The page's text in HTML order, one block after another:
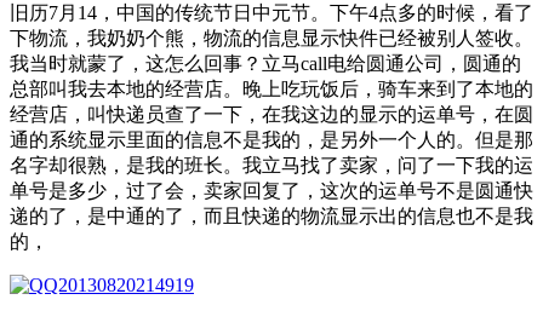
旧历7月14，中国的传统节日中元节。下午4点多的时候，看了
下物流，我奶奶个熊，物流的信息显示快件已经被别人签收。
我当时就蒙了，这怎么回事？立马call电给圆通公司，圆通的
总部叫我去本地的经营店。晚上吃玩饭后，骑车来到了本地的
经营店，叫快递员查了一下，在我这边的显示的运单号，在圆
通的系统显示里面的信息不是我的，是另外一个人的。但是那
名字却很熟，是我的班长。我立马找了卖家，问了一下我的运
单号是多少，过了会，卖家回复了，这次的运单号不是圆通快
递的了，是中通的了，而且快递的物流显示出的信息也不是我
的，